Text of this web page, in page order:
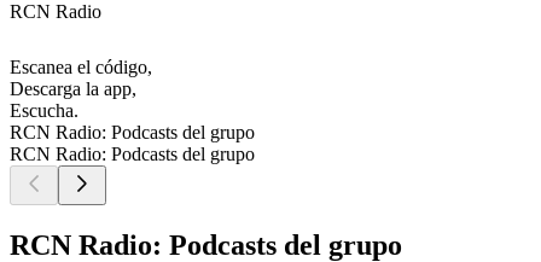
RCN Radio
Escanea el código,
Descarga la app,
Escucha.
RCN Radio: Podcasts del grupo
RCN Radio: Podcasts del grupo
RCN Radio: Podcasts del grupo